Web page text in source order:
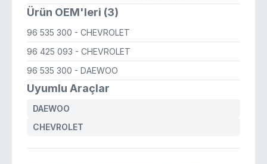
Ürün OEM'leri (3)
96 535 300 - CHEVROLET
96 425 093 - CHEVROLET
96 535 300 - DAEWOO
Uyumlu Araçlar
DAEWOO
CHEVROLET